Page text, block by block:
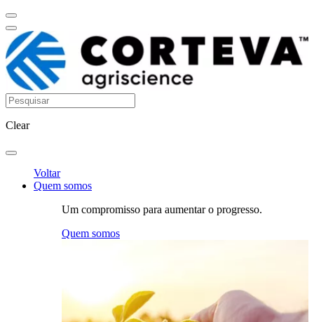
Clear
Voltar
Quem somos
Um compromisso para aumentar o progresso.
Quem somos